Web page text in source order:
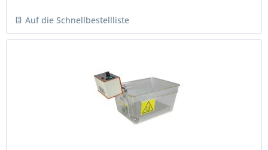
Auf die Schnellbestellliste